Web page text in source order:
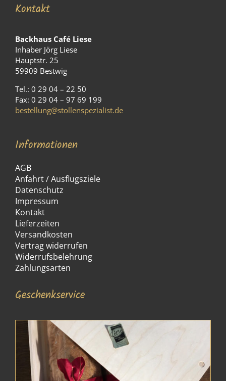
Kontakt
Backhaus Café Liese
Inhaber Jörg Liese
Hauptstr. 25
59909 Bestwig
Tel.: 0 29 04 – 22 50
Fax: 0 29 04 – 97 69 199
bestellung@stollenspezialist.de
Informationen
AGB
Anfahrt / Ausflugsziele
Datenschutz
Impressum
Kontakt
Lieferzeiten
Versandkosten
Vertrag widerrufen
Widerrufsbelehrung
Zahlungsarten
Geschenkservice